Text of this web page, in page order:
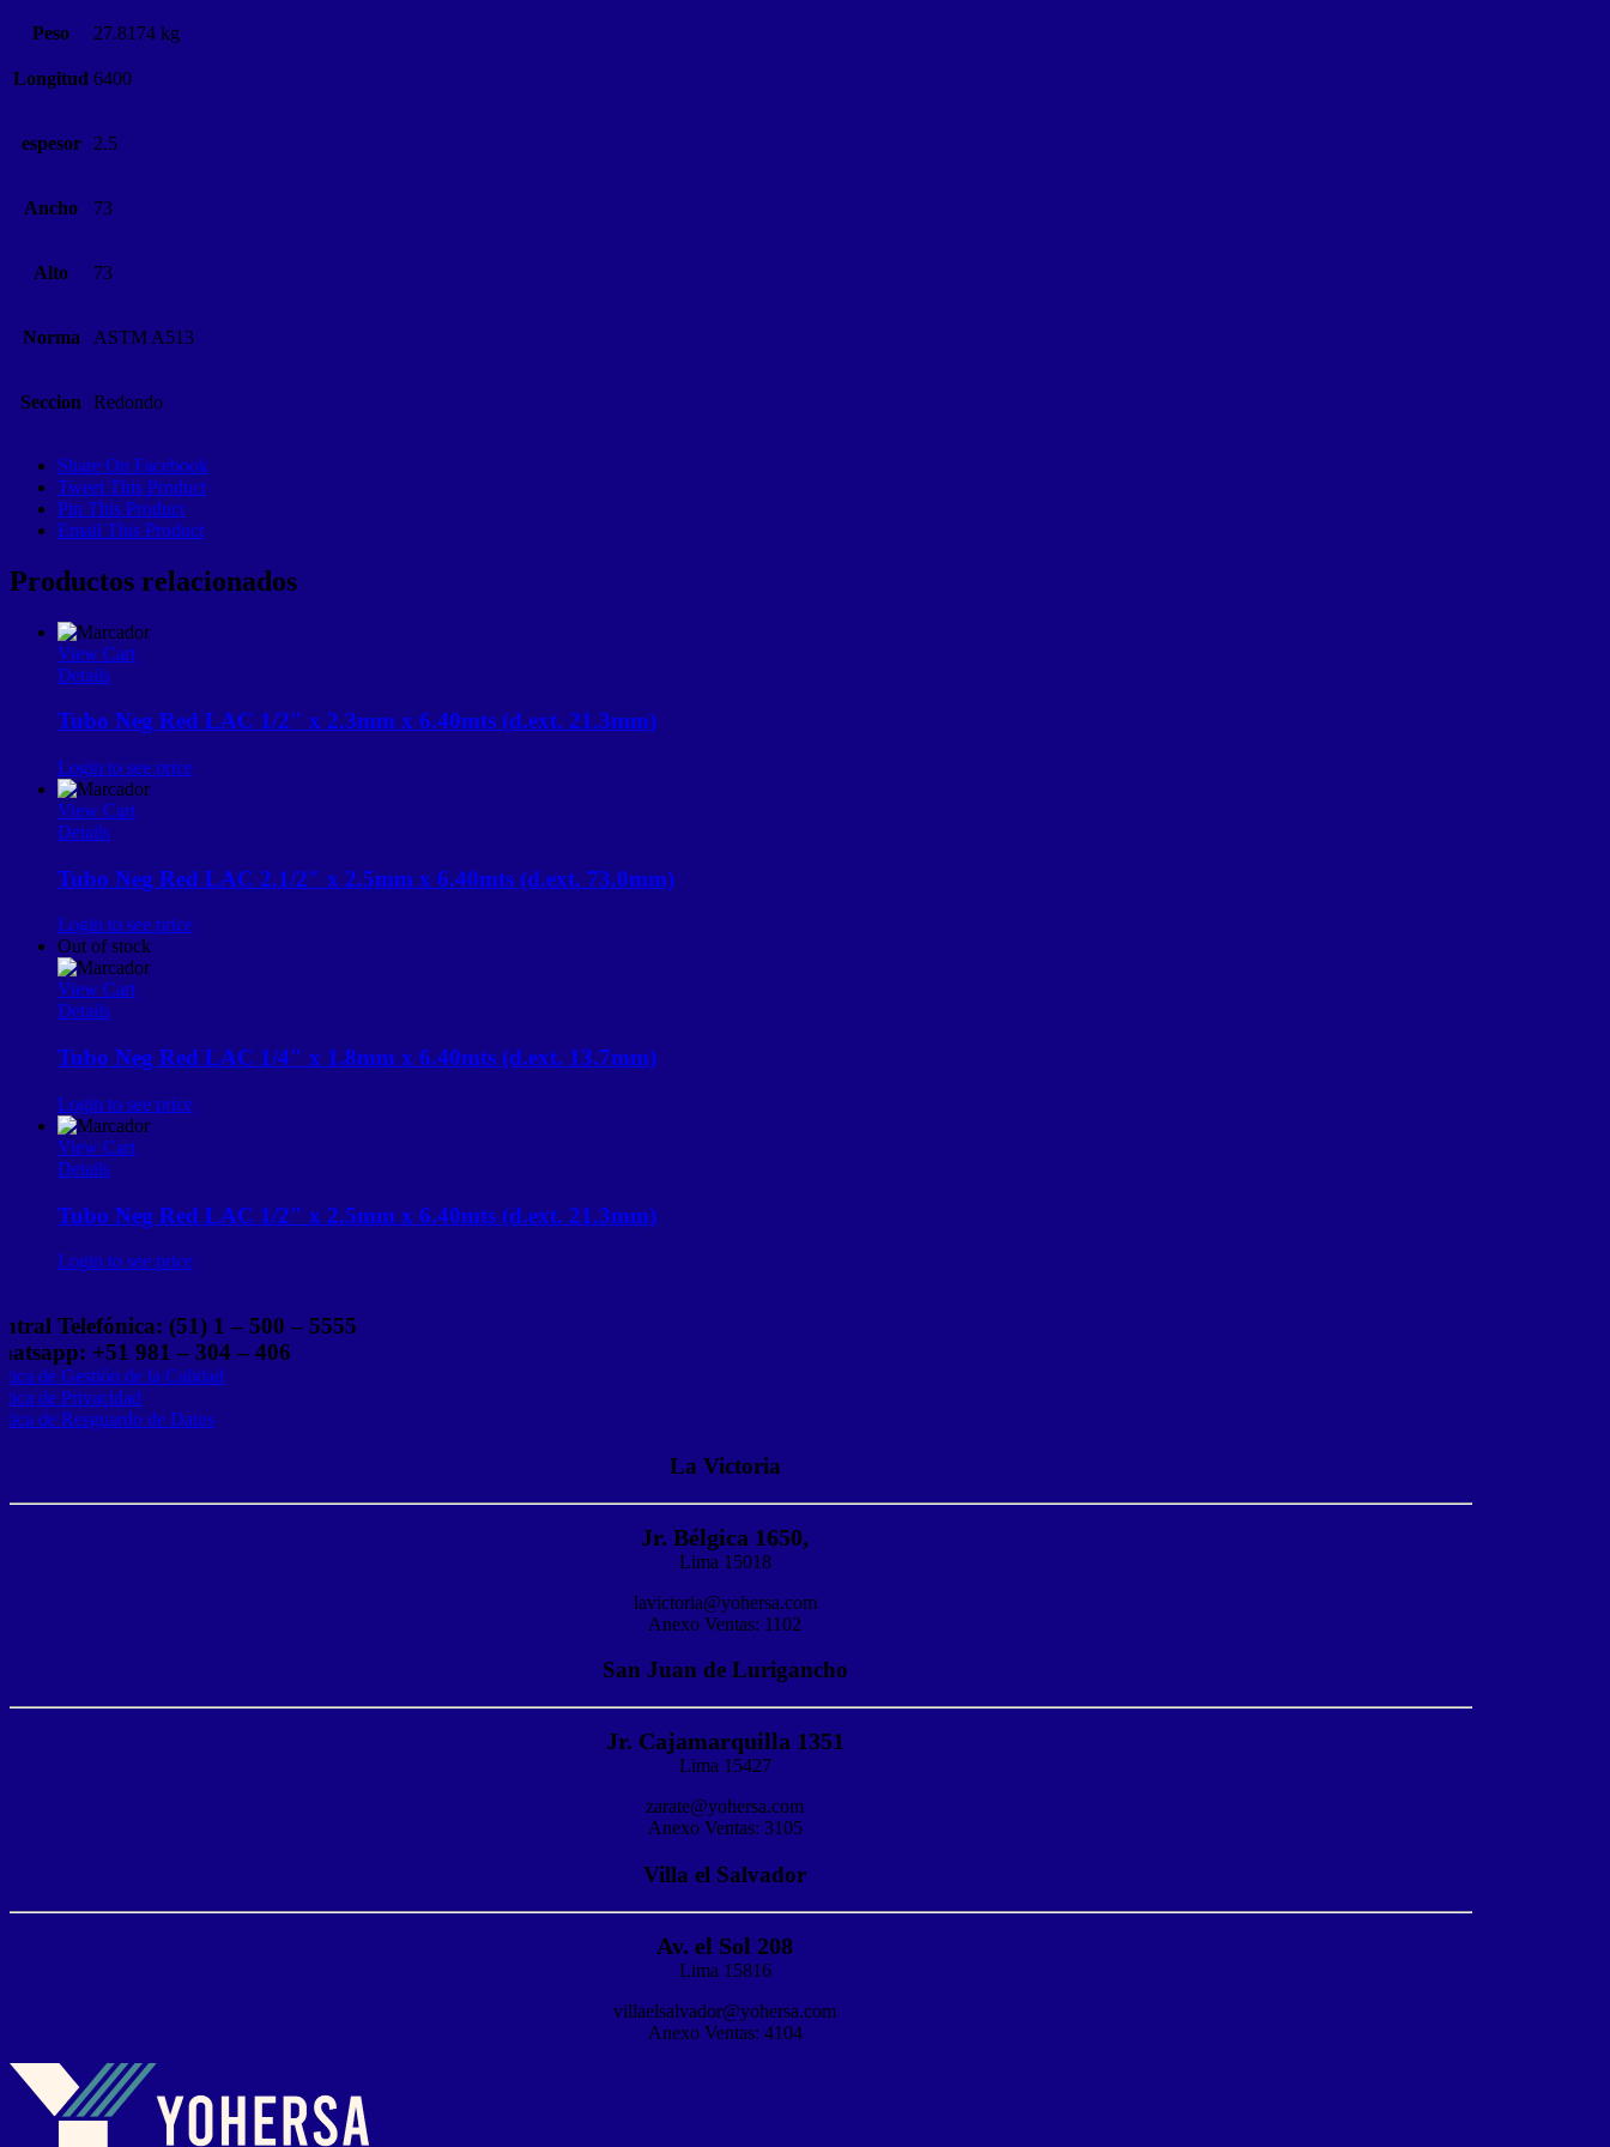
Peso 27.8174 kg
Longitud 6400
espesor 2.5
Ancho 73
Alto 73
Norma ASTM A513
Seccion Redondo
Share On Facebook
Tweet This Product
Pin This Product
Email This Product
Productos relacionados
View Cart
Details
Tubo Neg Red LAC 1/2″ x 2.3mm x 6.40mts (d.ext. 21.3mm)
Login to see price
View Cart
Details
Tubo Neg Red LAC 2.1/2″ x 2.5mm x 6.40mts (d.ext. 73.0mm)
Login to see price
Out of stock
View Cart
Details
Tubo Neg Red LAC 1/4″ x 1.8mm x 6.40mts (d.ext. 13.7mm)
Login to see price
View Cart
Details
Tubo Neg Red LAC 1/2″ x 2.5mm x 6.40mts (d.ext. 21.3mm)
Login to see price
Telefónica: (51) 1 – 500 – 5555
+51 981 – 304 – 406
de Gestión de la Calidad
de Privacidad
de Resguardo de Datos
La Victoria
Jr. Bélgica 1650,
Lima 15018
lavictoria@yohersa.com
Anexo Ventas: 1102
San Juan de Lurigancho
Jr. Cajamarquilla 1351
Lima 15427
zarate@yohersa.com
Anexo Ventas: 3105
Villa el Salvador
Av. el Sol 208
Lima 15816
villaelsalvador@yohersa.com
Anexo Ventas: 4104